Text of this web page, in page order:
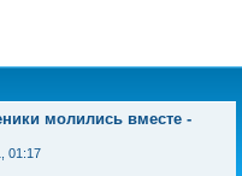
молились вместе -
01:17